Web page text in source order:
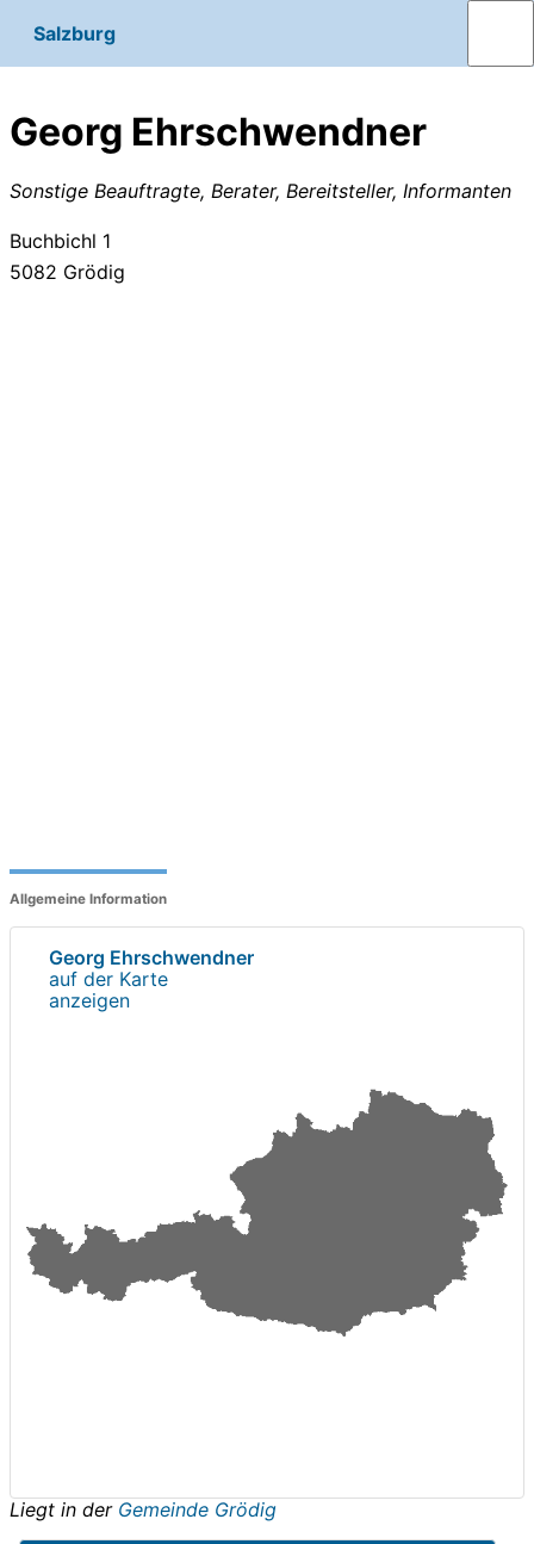
Salzburg
Georg Ehrschwendner
Sonstige Beauftragte, Berater, Bereitsteller, Informanten
Buchbichl 1
5082 Grödig
Allgemeine Information
Georg Ehrschwendner
auf der Karte
anzeigen
Liegt in der Gemeinde Grödig